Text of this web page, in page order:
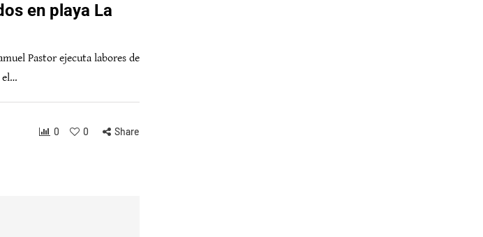
en playa La
Pastor ejecuta labores de
el…
0 0 Share